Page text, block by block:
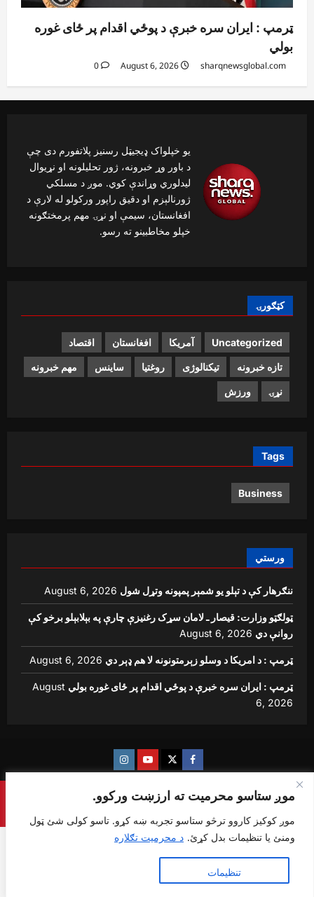
موږ ستاسو محرمیت ته ارزښت ورکوو.
موږ کوکیز کاروو ترڅو ستاسو تجربه ښه کړو. تاسو کولی شئ ټول
ومنئ یا تنظیمات بدل کړئ. د محرمیت تګلاره
تنظیمات
ټرمپ : ایران سره خبرې د پوځي اقدام پر ځای غوره
بولي
sharqnewsglobal.com
0
یو خپلواک ډیجیټل رسنیز پلاتفورم دی چې
د باور وړ خبرونه، ژور تحلیلونه او نړیوال
لیدلوري وړاندې کوي. موږ د مسلکي
ژورنالېزم او دقیق راپور ورکولو له لارې د
افغانستان، سیمې او نړۍ مهم پرمختګونه
خپلو مخاطبینو ته رسو.
کټګورۍ
Uncategorized آمریکا افغانستان اقتصاد
تازه خبرونه تیکنالوژی روغتیا ساینس مهم خبرونه
نړۍ ورزش
Tags
Business
ورستي
ننګرهار کې د تېلو یو شمېر پمپونه وتړل شول August 6, 2026
ټولګټو وزارت: قیصار ـ لامان سړک رغنیزې چارې په بېلابېلو برخو کې
روانې دي August 6, 2026
ټرمپ : د امریکا د وسلو زېرمتونونه لا هم ډېر دي August 6, 2026
ټرمپ : ایران سره خبرې د پوځي اقدام پر ځای غوره بولي August
6, 2026
Facebook
Twitter
Youtube
Instagram
Copyright © {sharq news global} All rights reserved.|